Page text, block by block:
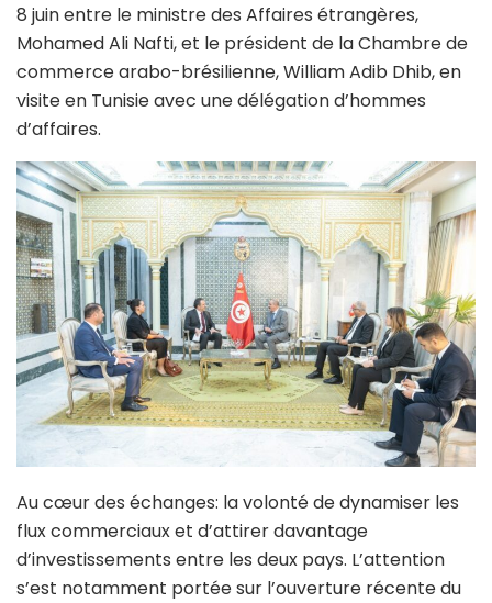
8 juin entre le ministre des Affaires étrangères,
Mohamed Ali Nafti, et le président de la Chambre de
commerce arabo-brésilienne, William Adib Dhib, en
visite en Tunisie avec une délégation d’hommes
d’affaires.
Au cœur des échanges: la volonté de dynamiser les
flux commerciaux et d’attirer davantage
d’investissements entre les deux pays. L’attention
s’est notamment portée sur l’ouverture récente du